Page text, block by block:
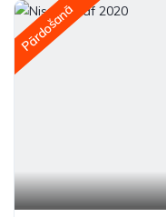
Pārdošanā